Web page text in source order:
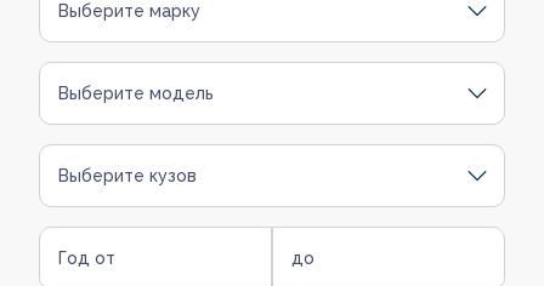
Выберите марку
Выберите модель
Выберите кузов
Год от до